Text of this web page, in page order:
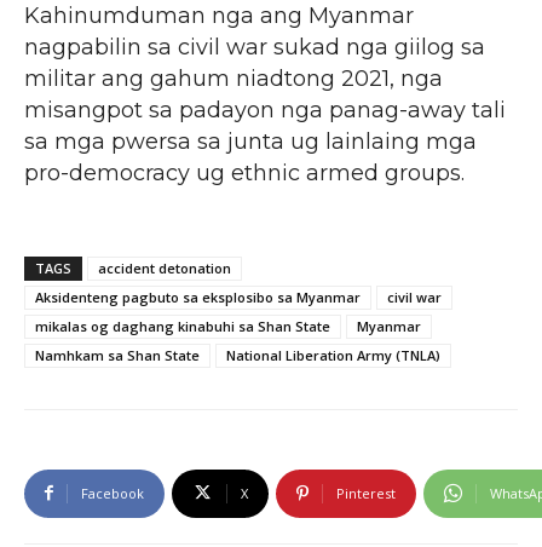
Kahinumduman nga ang Myanmar
nagpabilin sa civil war sukad nga giilog sa
militar ang gahum niadtong 2021, nga
misangpot sa padayon nga panag-away tali
sa mga pwersa sa junta ug lainlaing mga
pro-democracy ug ethnic armed groups.
TAGS
accident detonation
Aksidenteng pagbuto sa eksplosibo sa Myanmar
civil war
mikalas og daghang kinabuhi sa Shan State
Myanmar
Namhkam sa Shan State
National Liberation Army (TNLA)
Facebook X Pinterest